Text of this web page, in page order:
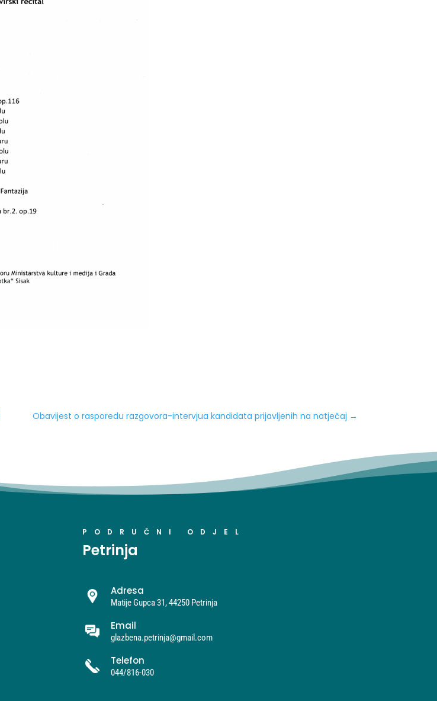
Obavijest o rasporedu razgovora-intervjua kandidata prijavljenih na natječaj →
PODRUČNI ODJEL
Petrinja
Adresa
Matije Gupca 31, 44250 Petrinja
Email
glazbena.petrinja@gmail.com
Telefon
044/816-030